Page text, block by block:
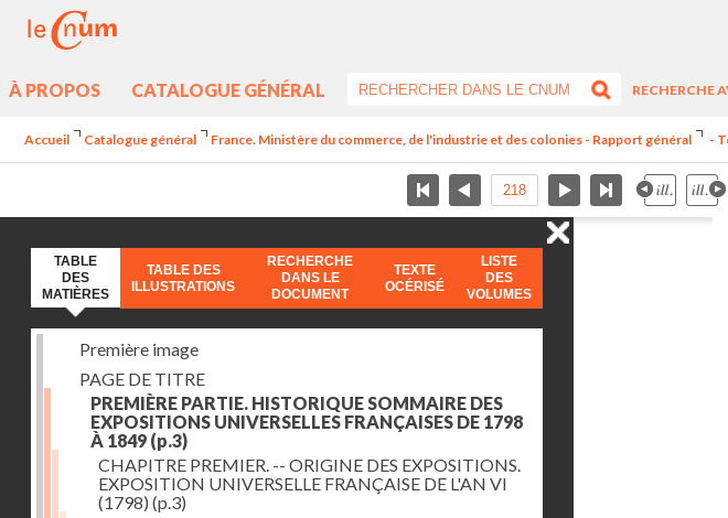
À PROPOS CATALOGUE GÉNÉRAL
RECHERCHE
Accueil Catalogue général France. Ministère du commerce, de l'industrie et des colonies - Rapport général -
TABLE
DES
MATIÈRES
TABLE DES
ILLUSTRATIONS
RECHERCHE
DANS LE
DOCUMENT
TEXTE
OCÉRISÉ
LISTE
DES
VOLUMES
Première image
PAGE DE TITRE
PREMIÈRE PARTIE. HISTORIQUE SOMMAIRE DES
EXPOSITIONS UNIVERSELLES FRANÇAISES DE 1798
À 1849 (p.3)
CHAPITRE PREMIER. -- ORIGINE DES EXPOSITIONS.
EXPOSITION UNIVERSELLE FRANÇAISE DE L'AN VI
(1798) (p.3)